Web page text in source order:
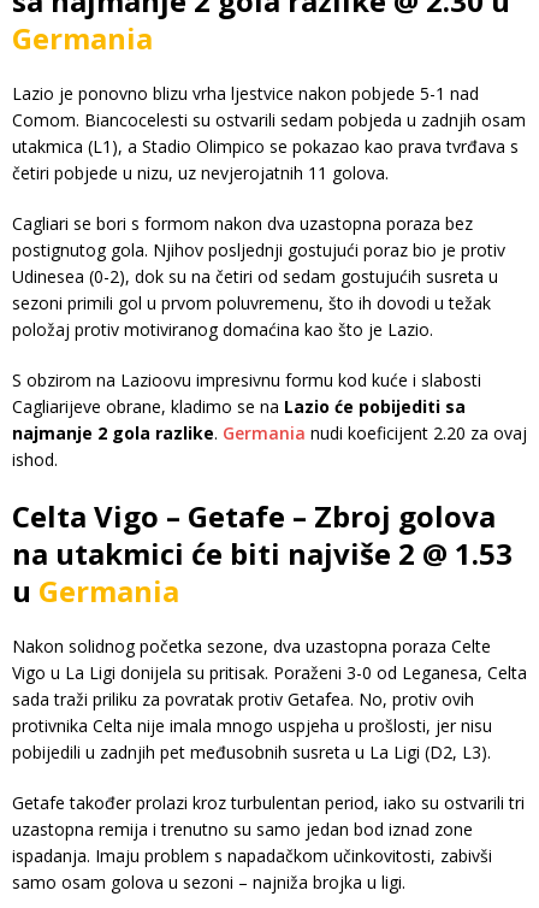
Germania
Lazio je ponovno blizu vrha ljestvice nakon pobjede 5-1 nad
Comom. Biancocelesti su ostvarili sedam pobjeda u zadnjih osam
utakmica (L1), a Stadio Olimpico se pokazao kao prava tvrđava s
četiri pobjede u nizu, uz nevjerojatnih 11 golova.
Cagliari se bori s formom nakon dva uzastopna poraza bez
postignutog gola. Njihov posljednji gostujući poraz bio je protiv
Udinesea (0-2), dok su na četiri od sedam gostujućih susreta u
sezoni primili gol u prvom poluvremenu, što ih dovodi u težak
položaj protiv motiviranog domaćina kao što je Lazio.
S obzirom na Lazioovu impresivnu formu kod kuće i slabosti
Cagliarijeve obrane, kladimo se na Lazio će pobijediti sa
najmanje 2 gola razlike. Germania nudi koeficijent 2.20 za ovaj
ishod.
Celta Vigo – Getafe – Zbroj golova
na utakmici će biti najviše 2 @ 1.53
u Germania
Nakon solidnog početka sezone, dva uzastopna poraza Celte
Vigo u La Ligi donijela su pritisak. Poraženi 3-0 od Leganesa, Celta
sada traži priliku za povratak protiv Getafea. No, protiv ovih
protivnika Celta nije imala mnogo uspjeha u prošlosti, jer nisu
pobijedili u zadnjih pet međusobnih susreta u La Ligi (D2, L3).
Getafe također prolazi kroz turbulentan period, iako su ostvarili tri
uzastopna remija i trenutno su samo jedan bod iznad zone
ispadanja. Imaju problem s napadačkom učinkovitosti, zabivši
samo osam golova u sezoni – najniža brojka u ligi.